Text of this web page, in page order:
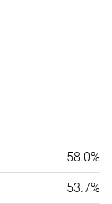
58.0%
53.7%